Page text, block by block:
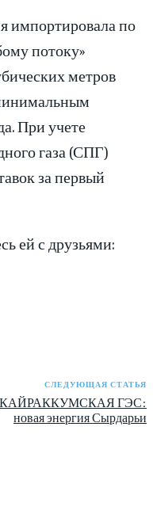
импортировала по
потоку»
метров
При учете
газа (СПГ)
за первый
ей с друзьями:
СЛЕДУЮЩАЯ СТАТЬЯ
КАЙРАККУМСКАЯ ГЭС:
новая энергия Сырдарьи